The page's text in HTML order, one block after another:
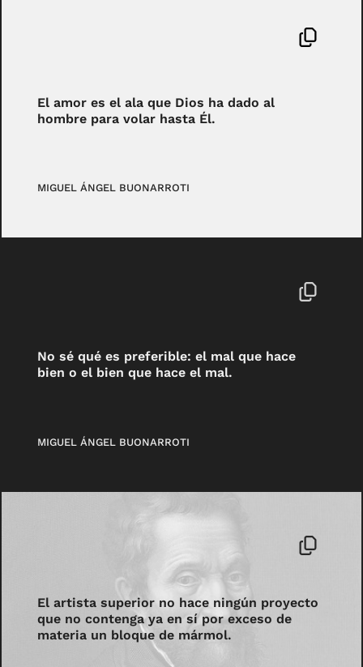
El amor es el ala que Dios ha dado al
hombre para volar hasta Él.
MIGUEL ÁNGEL BUONARROTI
No sé qué es preferible: el mal que hace
bien o el bien que hace el mal.
MIGUEL ÁNGEL BUONARROTI
El artista superior no hace ningún proyecto
que no contenga ya en sí por exceso de
materia un bloque de mármol.